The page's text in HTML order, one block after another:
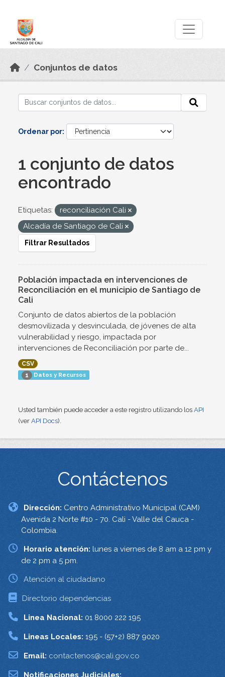
Conjuntos de datos
Ordenar por
1 conjunto de datos
encontrado
Etiquetas:
reconciliación Cali
Alcadía de Santiago de Cali
Filtrar Resultados
Población impactada en intervenciones de
Reconciliación en el municipio de Santiago de
Cali
Conjunto de datos abiertos de la población
desmovilizada y desvinculada, de jóvenes de alta
vulnerabilidad y riesgo, impactada por
intervenciones de Reconciliación por parte de...
CSV
1 Datos y Recursos
Usted también puede acceder a este registro utilizando los API
(ver API Docs).
Contáctenos
Dirección: Centro Administrativo Municipal (CAM)
Avenida 2 Norte #10 - 70. Cali - Valle del Cauca -
Colombia.
Horario atención: lunes a viernes de 8 am a 12 pm y
de 2 pm a 5 pm.
Atención al ciudadano
Directorio dependencias
Linea Nacional: 01 8000 222 195
Lineas Locales: 195 - (57+2) 887 9020
Email: contactenos@cali.gov.co
Notificaciones Judiciales: